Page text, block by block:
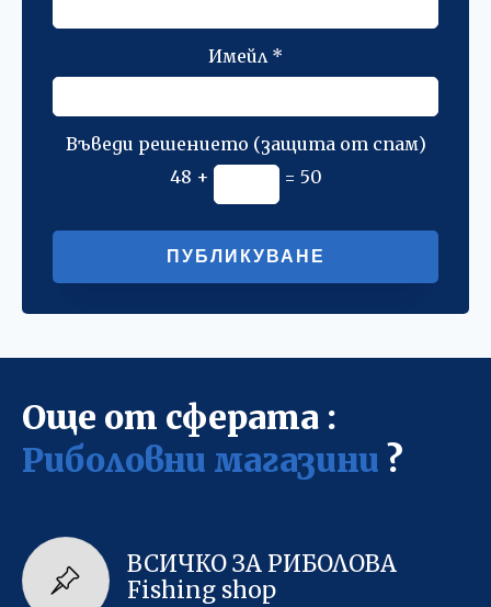
Имейл *
Въведи решението (защита от спам)
48 +
= 50
Alternative:
Още от сферата :
Риболовни магазини ?
ВСИЧКО ЗА РИБОЛОВА
Fishing shop